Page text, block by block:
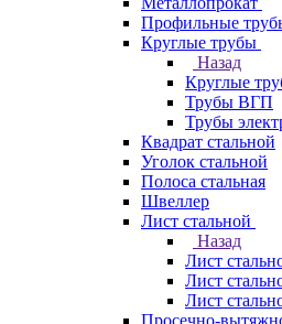
Профильные
Круглые трубы
Назад
Круглые
Трубы ВГП
Трубы
Квадрат стальной
Уголок стальной
Полоса стальная
Швеллер
Лист стальной
Назад
Лист
Лист
Лист
Просечно-